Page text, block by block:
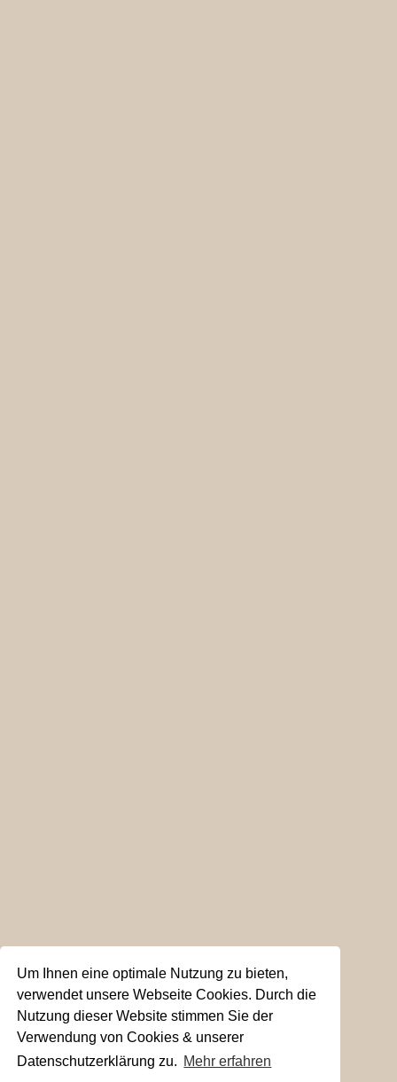
Um Ihnen eine optimale Nutzung zu bieten,
verwendet unsere Webseite Cookies. Durch die
Nutzung dieser Website stimmen Sie der
Verwendung von Cookies & unserer
Datenschutzerklärung zu. Mehr erfahren